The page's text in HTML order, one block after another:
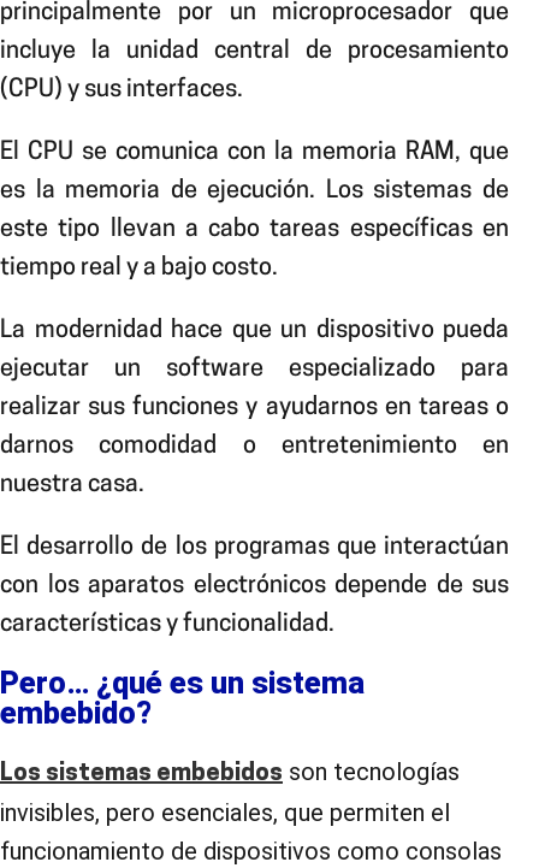
principalmente por un microprocesador que
incluye la unidad central de procesamiento
(CPU) y sus interfaces.
El CPU se comunica con la memoria RAM, que
es la memoria de ejecución. Los sistemas de
este tipo llevan a cabo tareas específicas en
tiempo real y a bajo costo.
La modernidad hace que un dispositivo pueda
ejecutar un software especializado para
realizar sus funciones y ayudarnos en tareas o
darnos comodidad o entretenimiento en
nuestra casa.
El desarrollo de los programas que interactúan
con los aparatos electrónicos depende de sus
características y funcionalidad.
Pero… ¿qué es un sistema
embebido?
Los sistemas embebidos son tecnologías
invisibles, pero esenciales, que permiten el
funcionamiento de dispositivos como consolas